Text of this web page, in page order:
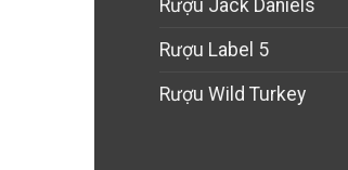
Rượu Jack Daniels
Rượu Label 5
Rượu Wild Turkey